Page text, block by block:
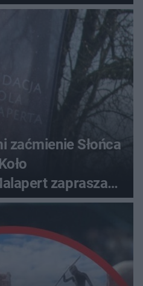
wspólne
zaćmienie Słońca
zaprasza